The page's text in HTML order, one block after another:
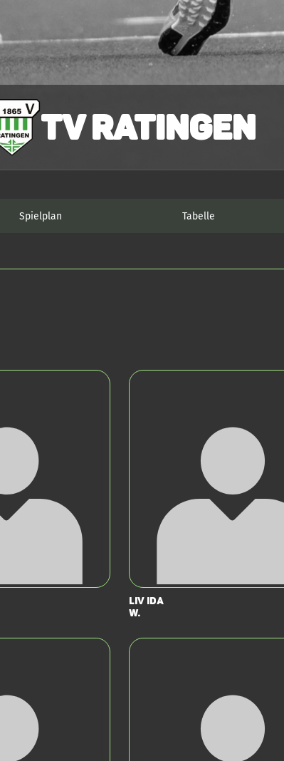
TV Ratingen
Spielplan Tabelle
Liv Ida
W.